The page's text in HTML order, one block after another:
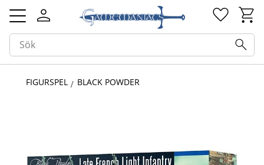
Meny
FIGURSPEL BLACK POWDER